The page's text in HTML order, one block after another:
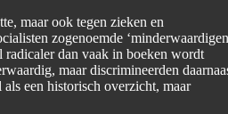
maar ook tegen zieken en
zogenoemde
dan vaak in boeken wordt
maar discrimineerden
een historisch overzicht, maar